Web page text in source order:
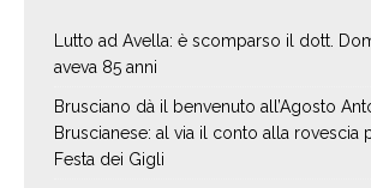
Lutto ad Avella: è scomparso il dott.
aveva 85 anni
Brusciano dà il benvenuto all’Agosto
Bruscianese: al via il conto alla rovescia
Festa dei Gigli